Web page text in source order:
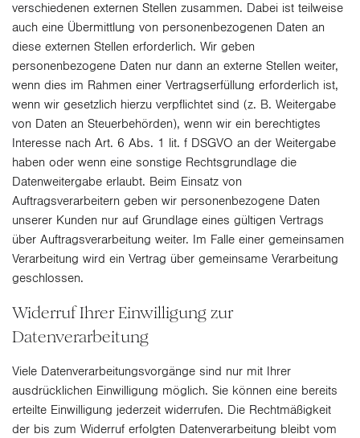
verschiedenen externen Stellen zusammen. Dabei ist teilweise
auch eine Übermittlung von personenbezogenen Daten an
diese externen Stellen erforderlich. Wir geben
personenbezogene Daten nur dann an externe Stellen weiter,
wenn dies im Rahmen einer Vertragserfüllung erforderlich ist,
wenn wir gesetzlich hierzu verpflichtet sind (z. B. Weitergabe
von Daten an Steuerbehörden), wenn wir ein berechtigtes
Interesse nach Art. 6 Abs. 1 lit. f DSGVO an der Weitergabe
haben oder wenn eine sonstige Rechtsgrundlage die
Datenweitergabe erlaubt. Beim Einsatz von
Auftragsverarbeitern geben wir personenbezogene Daten
unserer Kunden nur auf Grundlage eines gültigen Vertrags
über Auftragsverarbeitung weiter. Im Falle einer gemeinsamen
Verarbeitung wird ein Vertrag über gemeinsame Verarbeitung
geschlossen.
Widerruf Ihrer Einwilligung zur
Datenverarbeitung
Viele Datenverarbeitungsvorgänge sind nur mit Ihrer
ausdrücklichen Einwilligung möglich. Sie können eine bereits
erteilte Einwilligung jederzeit widerrufen. Die Rechtmäßigkeit
der bis zum Widerruf erfolgten Datenverarbeitung bleibt vom